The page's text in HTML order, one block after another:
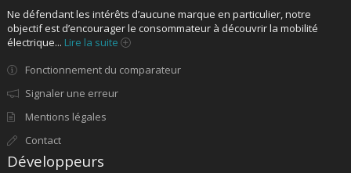
Ne défendant les intérêts d’aucune marque en particulier, notre
objectif est d’encourager le consommateur à découvrir la mobilité
électrique... Lire la suite
Fonctionnement du comparateur
Signaler une erreur
Mentions légales
Contact
Développeurs